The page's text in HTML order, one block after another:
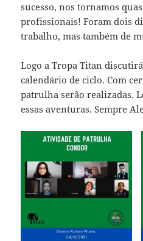
sucesso, nos tornamos
profissionais! Foram dois
trabalho, mas também de
Logo a Tropa Titan
calendário de ciclo. Com
patrulha serão realizadas.
essas aventuras. Sempre